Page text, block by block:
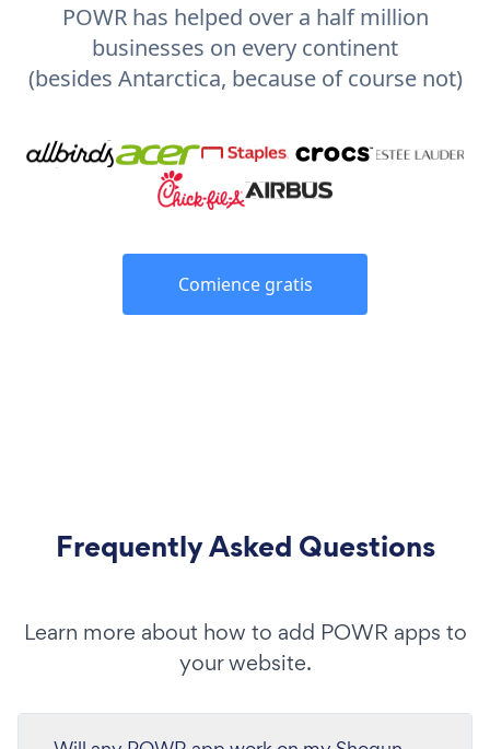
POWR has helped over a half million
businesses on every continent
(besides Antarctica, because of course not)
Comience gratis
Frequently Asked Questions
Learn more about how to add POWR apps to
your website.